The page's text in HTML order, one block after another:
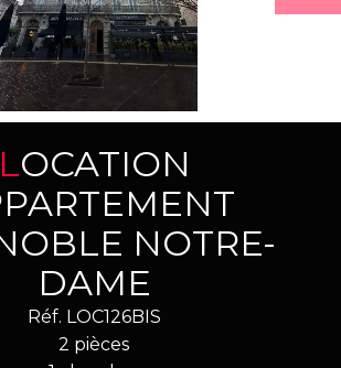
LOCATION
NOTRE-
DAME
Réf. LOC126BIS
2 pièces